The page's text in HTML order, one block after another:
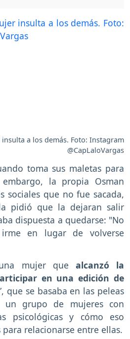
a los demás. Foto: Instagram
@CapLaloVargas
toma sus maletas para
la propia Osman
sociales que no fue sacada,
pidió que la dejaran salir
dispuesta a quedarse: "No
en lugar de volverse
mujer que alcanzó la
en una edición de
que se basaba en las peleas
un grupo de mujeres con
psicológicas y cómo eso
relacionarse entre ellas.